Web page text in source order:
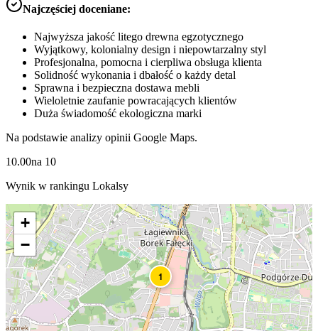
Najczęściej doceniane:
Najwyższa jakość litego drewna egzotycznego
Wyjątkowy, kolonialny design i niepowtarzalny styl
Profesjonalna, pomocna i cierpliwa obsługa klienta
Solidność wykonania i dbałość o każdy detal
Sprawna i bezpieczna dostawa mebli
Wieloletnie zaufanie powracających klientów
Duża świadomość ekologiczna marki
Na podstawie analizy opinii Google Maps.
10.00na 10
Wynik w rankingu Lokalsy
1
+
−